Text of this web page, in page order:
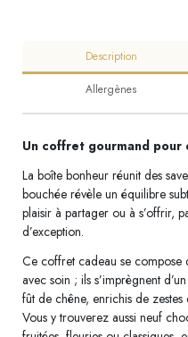
Description
Allergènes
Un coffret gourmand pour
La boîte bonheur réunit des
bouchée révèle un équilibre
plaisir à partager ou à s’offrir,
d’exception.
Ce coffret cadeau se compose
avec soin ; ils s’imprègnent
fût de chêne, enrichis de zestes
Vous y trouverez aussi neuf